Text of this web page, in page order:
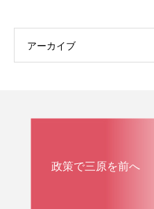
アーカイブ
政策で三原を前へ